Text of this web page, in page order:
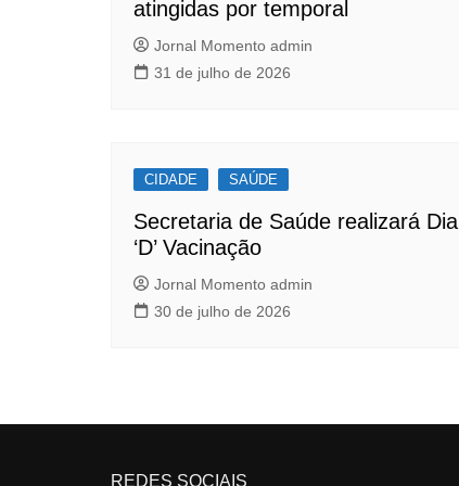
atingidas por temporal
Jornal Momento admin
31 de julho de 2026
CIDADE SAÚDE
Secretaria de Saúde realizará Dia
‘D’ Vacinação
Jornal Momento admin
30 de julho de 2026
REDES SOCIAIS